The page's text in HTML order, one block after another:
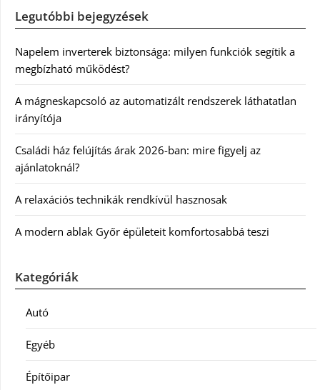
Legutóbbi bejegyzések
Napelem inverterek biztonsága: milyen funkciók segítik a
megbízható működést?
A mágneskapcsoló az automatizált rendszerek láthatatlan
irányítója
Családi ház felújítás árak 2026-ban: mire figyelj az
ajánlatoknál?
A relaxációs technikák rendkívül hasznosak
A modern ablak Győr épületeit komfortosabbá teszi
Kategóriák
Autó
Egyéb
Építőipar